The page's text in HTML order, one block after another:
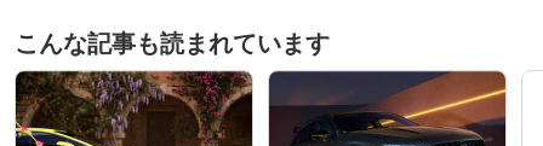
こんな記事も読まれています